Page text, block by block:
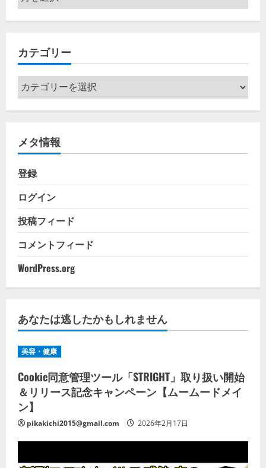
ー
カ
ブ
カテゴリー
カ
テ
ゴ
ー
メタ情報
登録
ログイン
投稿フィード
コメントフィード
WordPress.org
あなたは逃したかもしれません
美容・健康
Cookie同意管理ツール「STRIGHT」取り扱い開始
＆リリース記念キャンペーン【ムームードメイ
ン】
pikakichi2015@gmail.com 2026年2月17日